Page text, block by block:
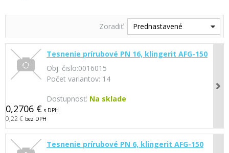
Zoradiť: Prednastavené
Tesnenie prírubové PN 16, klingerit AFG-150
Obj. čislo:0016015
Počet variantov: 14
Dostupnosť: Na sklade
0,2706 € s DPH
0,22 € bez DPH
Tesnenie prírubové PN 6, klingerit AFG-150